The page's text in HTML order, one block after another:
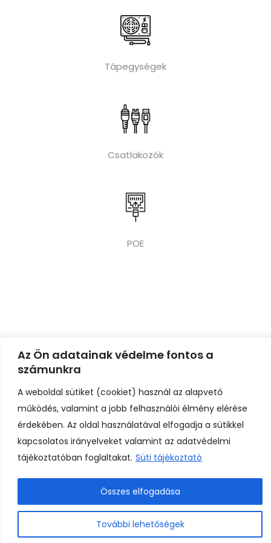
Az Ön adatainak védelme fontos a
számunkra
A weboldal sütiket (cookiet) használ az alapvető
működés, valamint a jobb felhasználói élmény elérése
érdekében. Az oldal használatával elfogadja a sütikkel
kapcsolatos irányelveket valamint az adatvédelmi
tájékoztatóban foglaltakat. Süti tájékoztató
További lehetőségek
Összes elfogadása
Tápegységek
Csatlakozók
POE